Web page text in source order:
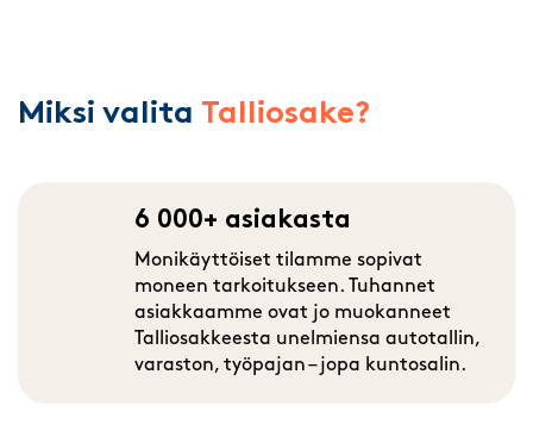
Miksi valita Talliosake?
6 000+ asiakasta
Monikäyttöiset tilamme sopivat
moneen tarkoitukseen. Tuhannet
asiakkaamme ovat jo muokanneet
Talliosakkeesta unelmiensa autotallin,
varaston, työpajan – jopa kuntosalin.